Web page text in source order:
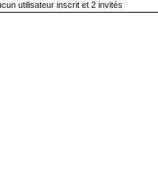
utilisateur inscrit et 2 invités